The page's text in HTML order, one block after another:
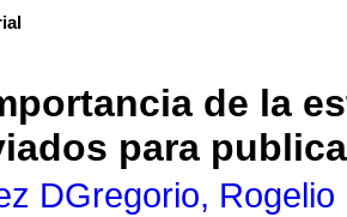
de la
para
DGregorio, Rogelio